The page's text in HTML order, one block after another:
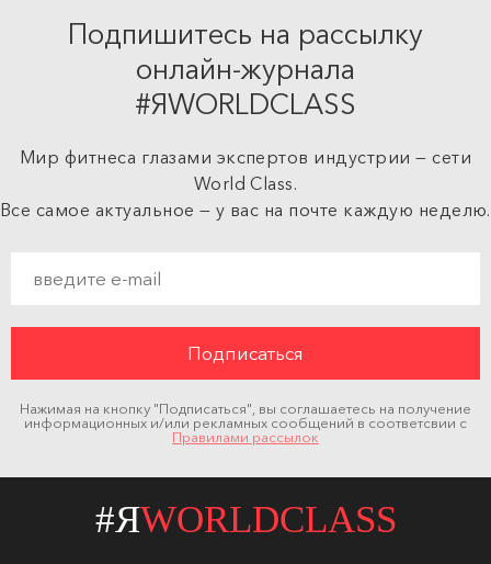
Подпишитесь на рассылку
онлайн-журнала
#ЯWORLDCLASS
Мир фитнеса глазами экспертов индустрии — сети
World Class.
Все самое актуальное — у вас на почте каждую неделю.
Нажимая на кнопку "Подписаться", вы соглашаетесь на получение
информационных и/или рекламных сообщений в соответсвии с
Правилами рассылок
#ЯWORLDCLASS